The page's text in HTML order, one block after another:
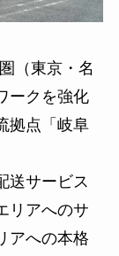
（東京・名
ークを強化
拠点「岐阜
送サービス
リアへのサ
アへの本格